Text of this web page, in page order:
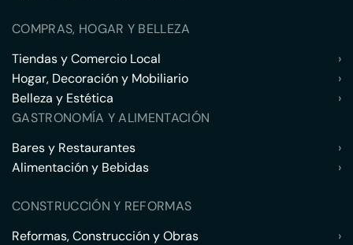
COMPRAS, HOGAR Y BELLEZA
Tiendas y Comercio Local
›
Hogar, Decoración y Mobiliario
›
Belleza y Estética
›
GASTRONOMÍA Y ALIMENTACIÓN
Bares y Restaurantes
›
Alimentación y Bebidas
›
CONSTRUCCIÓN Y REFORMAS
Reformas, Construcción y Obras
›